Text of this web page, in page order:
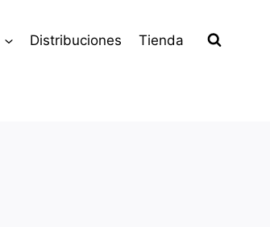
Distribuciones Tienda